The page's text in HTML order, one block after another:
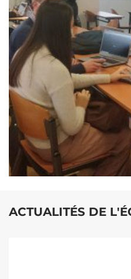
ACTUALITÉS DE